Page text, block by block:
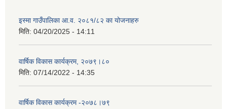
इस्मा गाउँपालिका आ.व. २०८१/८२ का योजनाहरु
मिति: 04/20/2025 - 14:11
वार्षिक विकास कार्यक्रम, २०७९।८०
मिति: 07/14/2022 - 14:35
वार्षिक विकास कार्यक्रम -२०७८।७९